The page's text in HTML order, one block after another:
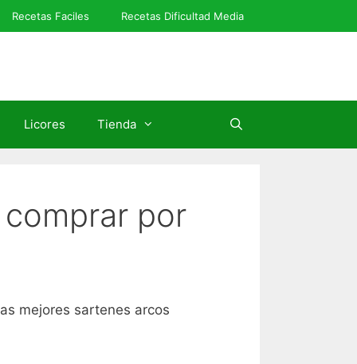
Recetas Faciles Recetas Dificultad Media
Licores Tienda
por
mejores sartenes arcos